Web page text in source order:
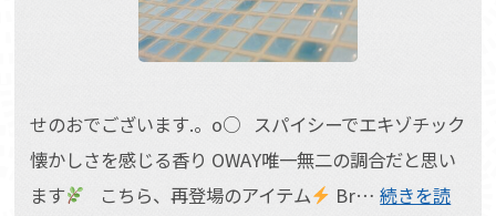
せのおでございます.。o○ スパイシーでエキゾチック
懐かしさを感じる香り OWAY唯一無二の調合だと思い
ます
こちら、再登場のアイテム Br…続きを読